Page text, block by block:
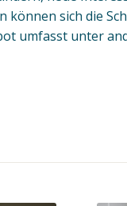
sich die
umfasst unter